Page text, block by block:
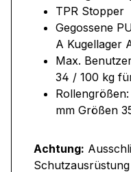
TPR Stopper
Gegossene
A Kugellager
Max.
34 / 100 kg
mm Größen
Achtung: